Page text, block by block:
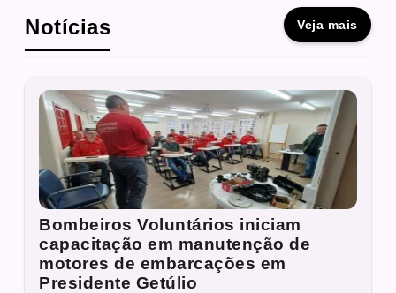
Notícias Veja mais
Bombeiros Voluntários iniciam
capacitação em manutenção de
motores de embarcações em
Presidente Getúlio